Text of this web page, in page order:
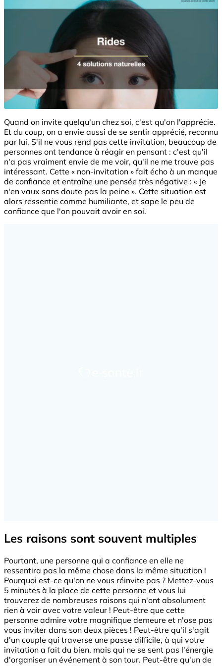
Quand on invite quelqu'un chez soi, c'est qu'on l'apprécie.
Et du coup, on a envie aussi de se sentir apprécié, reconnu
par lui. S'il ne vous rend pas cette invitation, beaucoup de
personnes ont tendance à réagir en pensant : c'est qu'il
n'a pas vraiment envie de me voir, qu'il ne me trouve pas
intéressant. Cette « non-invitation » fait écho à un manque
de confiance et entraîne une pensée très négative : « Je
n'en vaux sans doute pas la peine ». Cette situation est
alors ressentie comme humiliante, et sape le peu de
confiance que l'on pouvait avoir en soi.
Les raisons sont souvent multiples
Pourtant, une personne qui a confiance en elle ne
ressentira pas la même chose dans la même situation !
Pourquoi est-ce qu'on ne vous réinvite pas ? Mettez-vous
5 minutes à la place de cette personne et vous lui
trouverez de nombreuses raisons qui n'ont absolument
rien à voir avec votre valeur ! Peut-être que cette
personne admire votre magnifique demeure et n'ose pas
vous inviter dans son deux pièces ! Peut-être qu'il s'agit
d'un couple qui traverse une passe difficile, à qui votre
invitation a fait du bien, mais qui ne se sent pas l'énergie
d'organiser un événement à son tour. Peut-être qu'un de